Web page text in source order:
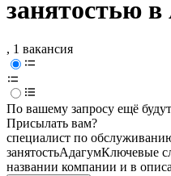
занятостью
, 1 вакансия
По вашему запросу ещё
Присылать вам?
специалист по
занятостьАдагумКлючевые
названии компании и в